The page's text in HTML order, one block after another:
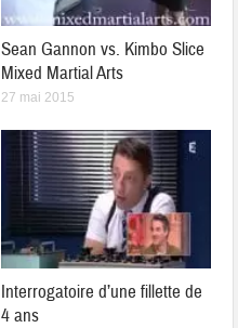
Sean Gannon vs. Kimbo Slice
Mixed Martial Arts
27 mai 2015
Interrogatoire d’une fillette de
4 ans